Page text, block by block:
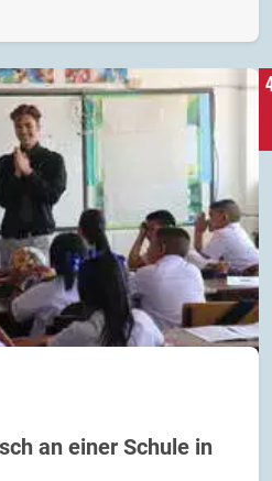
an einer Schule in